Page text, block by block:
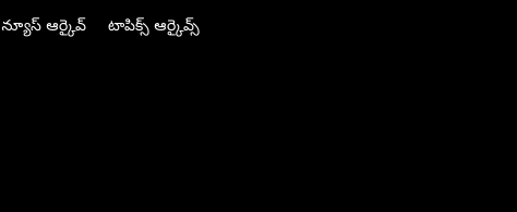
న్యూస్ ఆర్కైవ్ టాపిక్స్ ఆర్కైవ్స్